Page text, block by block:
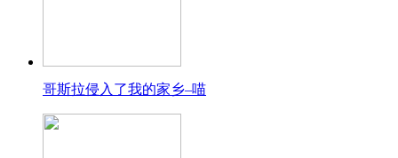
哥斯拉侵入了我的家乡–喵